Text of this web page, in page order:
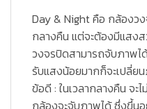
Day & Night คือ กล้องว
กลางคืน แต่จะต้องมีแสง
วงจรปิดสามารถจับภาพไ
รับแสงน้อยมากก็จะเปลี่ย
ข้อดี : ในเวลากลางคืน จะ
กล้องจะจับภาพได้ ซึ่งขึ้น